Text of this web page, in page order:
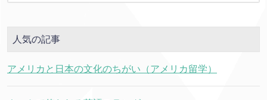
人気の記事
アメリカと日本の文化のちがい（アメリカ留学）